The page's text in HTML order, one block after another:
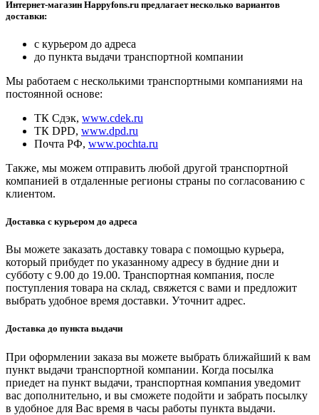
Интернет-магазин Happyfons.ru предлагает несколько вариантов
доставки:
с курьером до адреса
до пункта выдачи транспортной компании
Мы работаем с несколькими транспортными компаниями на
постоянной основе:
ТК Сдэк, www.cdek.ru
ТК DPD, www.dpd.ru
Почта РФ, www.pochta.ru
Также, мы можем отправить любой другой транспортной
компанией в отдаленные регионы страны по согласованию с
клиентом.
Доставка с курьером до адреса
Вы можете заказать доставку товара с помощью курьера,
который прибудет по указанному адресу в будние дни и
субботу с 9.00 до 19.00. Транспортная компания, после
поступления товара на склад, свяжется с вами и предложит
выбрать удобное время доставки. Уточнит адрес.
Доставка до пункта выдачи
При оформлении заказа вы можете выбрать ближайший к вам
пункт выдачи транспортной компании. Когда посылка
приедет на пункт выдачи, транспортная компания уведомит
вас дополнительно, и вы сможете подойти и забрать посылку
в удобное для Вас время в часы работы пункта выдачи.